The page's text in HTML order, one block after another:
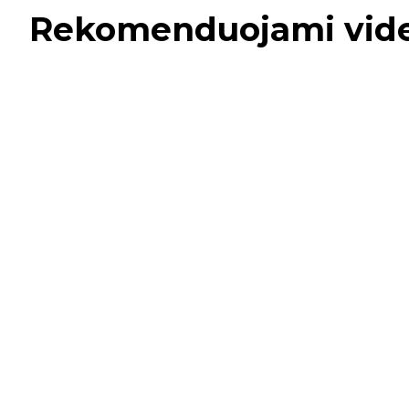
Rekomenduojami